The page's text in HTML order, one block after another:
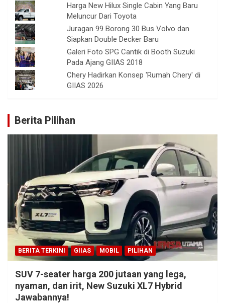
Harga New Hilux Single Cabin Yang Baru
Meluncur Dari Toyota
Juragan 99 Borong 30 Bus Volvo dan
Siapkan Double Decker Baru
Galeri Foto SPG Cantik di Booth Suzuki
Pada Ajang GIIAS 2018
Chery Hadirkan Konsep 'Rumah Chery' di
GIIAS 2026
Berita Pilihan
BERITA TERKINI GIIAS MOBIL PILIHAN
SUV 7-seater harga 200 jutaan yang lega,
nyaman, dan irit, New Suzuki XL7 Hybrid
Jawabannya!